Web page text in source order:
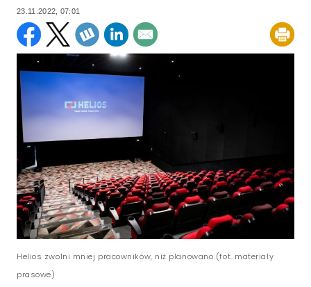
23.11.2022, 07:01
Helios zwolni mniej pracowników, niż planowano (fot. materiały
prasowe)